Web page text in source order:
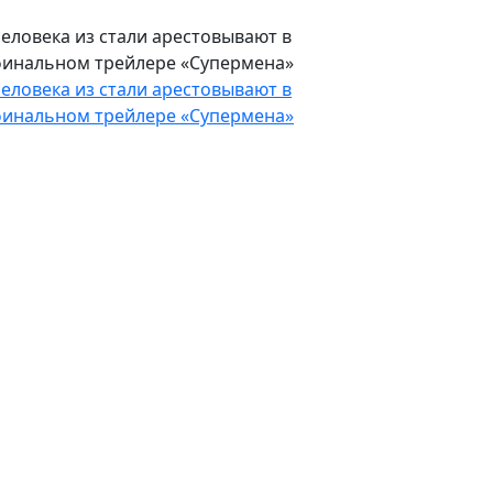
из стали арестовывают в
трейлере «Супермена»
из стали арестовывают в
трейлере «Супермена»